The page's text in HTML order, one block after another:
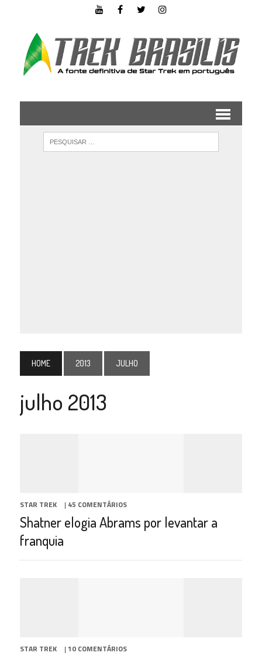
HOME 2013 JULHO
julho 2013
STAR TREK | 45 COMENTÁRIOS
Shatner elogia Abrams por levantar a
franquia
STAR TREK | 10 COMENTÁRIOS